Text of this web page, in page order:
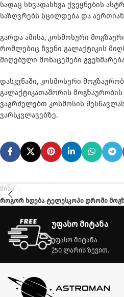
სადაც სხვადასხვა ქვეყნების
საზღვრებს სცილდება და
გარდა ამისა, კოსმოსური
რომლებიც ჩვენი გალაქტიკის
მიღებული მონაცემები
დასკვნაში, კოსმოსური
გალაქტიკათაშორის
ვაგრძელებთ კოსმოსის
ვარსკვლავებზე.
წინა
როგორ ხდება ტელესკოპი დროში
უფასო მიტანა
უფასო მიტანა
250 ლარის ზევით.